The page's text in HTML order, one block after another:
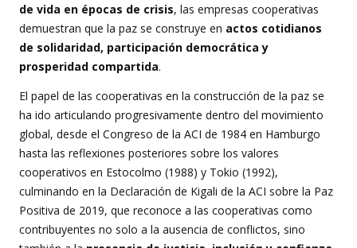
de vida en épocas de crisis, las empresas cooperativas
demuestran que la paz se construye en actos cotidianos
de solidaridad, participación democrática y
prosperidad compartida.
El papel de las cooperativas en la construcción de la paz se
ha ido articulando progresivamente dentro del movimiento
global, desde el Congreso de la ACI de 1984 en Hamburgo
hasta las reflexiones posteriores sobre los valores
cooperativos en Estocolmo (1988) y Tokio (1992),
culminando en la Declaración de Kigali de la ACI sobre la Paz
Positiva de 2019, que reconoce a las cooperativas como
contribuyentes no solo a la ausencia de conflictos, sino